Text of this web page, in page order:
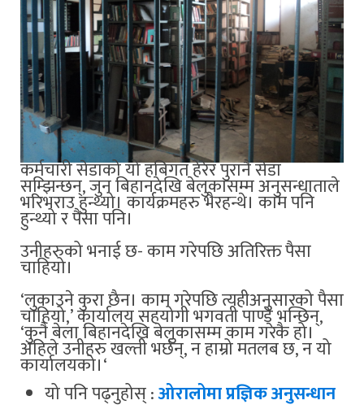
कर्मचारी सेडाको यो हबिगत हेरेर पुरानै सेडा
सम्झिन्छन्, जुन बिहानदेखि बेलुकासम्म अनुसन्धाताले
भरिभराउ हुन्थ्यो। कार्यक्रमहरु भैरहन्थे। काम पनि
हुन्थ्यो र पैसा पनि।
उनीहरुको भनाई छ- काम गरेपछि अतिरिक्त पैसा
चाहियो।
‘लुकाउने कुरा छैन। काम गरेपछि त्यहीअनुसारको पैसा
चाहियो,’ कार्यालय सहयोगी भगवती पाण्डे भन्छिन्,
‘कुनै बेला बिहानदेखि बेलुकासम्म काम गरेकै हो।
अहिले उनीहरु खल्ती भर्छन्, न हाम्रो मतलब छ, न यो
कार्यालयको।‘
यो पनि पढ्नुहोस् :ओरालोमा प्रज्ञिक अनुसन्धान